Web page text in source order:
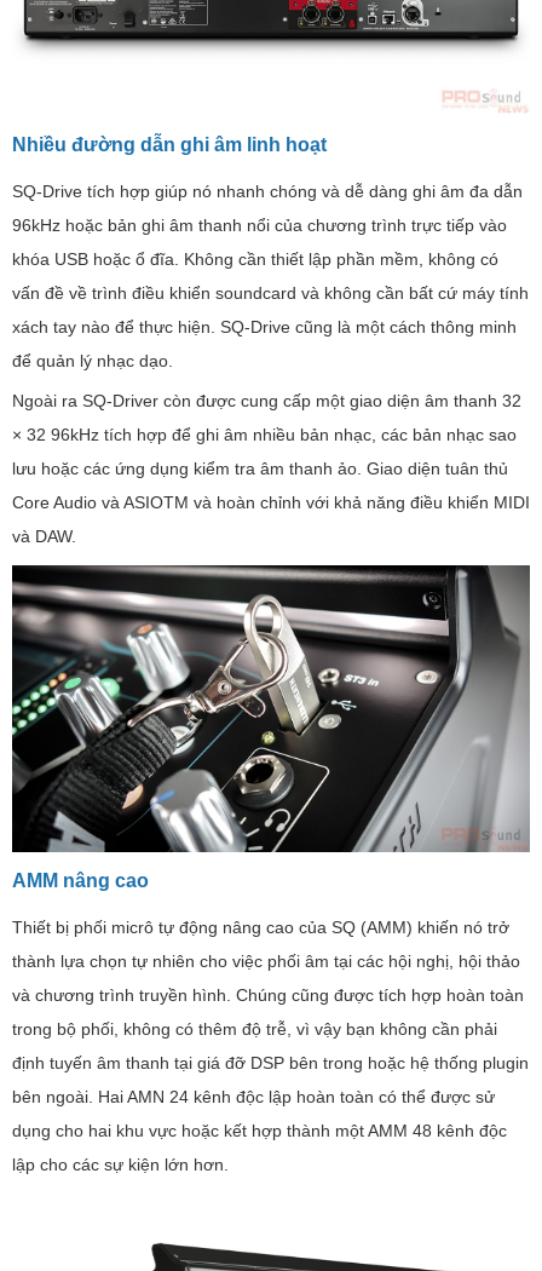
Nhiều đường dẫn ghi âm linh hoạt
SQ-Drive tích hợp giúp nó nhanh chóng và dễ dàng ghi âm đa dẫn
96kHz hoặc bản ghi âm thanh nổi của chương trình trực tiếp vào
khóa USB hoặc ổ đĩa. Không cần thiết lập phần mềm, không có
vấn đề về trình điều khiển soundcard và không cần bất cứ máy tính
xách tay nào để thực hiện. SQ-Drive cũng là một cách thông minh
để quản lý nhạc dạo.
Ngoài ra SQ-Driver còn được cung cấp một giao diện âm thanh 32
× 32 96kHz tích hợp để ghi âm nhiều bản nhạc, các bản nhạc sao
lưu hoặc các ứng dụng kiểm tra âm thanh ảo. Giao diện tuân thủ
Core Audio và ASIOTM và hoàn chỉnh với khả năng điều khiển MIDI
và DAW.
AMM nâng cao
Thiết bị phối micrô tự động nâng cao của SQ (AMM) khiến nó trở
thành lựa chọn tự nhiên cho việc phối âm tại các hội nghị, hội thảo
và chương trình truyền hình. Chúng cũng được tích hợp hoàn toàn
trong bộ phối, không có thêm độ trễ, vì vậy bạn không cần phải
định tuyến âm thanh tại giá đỡ DSP bên trong hoặc hệ thống plugin
bên ngoài. Hai AMN 24 kênh độc lập hoàn toàn có thể được sử
dụng cho hai khu vực hoặc kết hợp thành một AMM 48 kênh độc
lập cho các sự kiện lớn hơn.